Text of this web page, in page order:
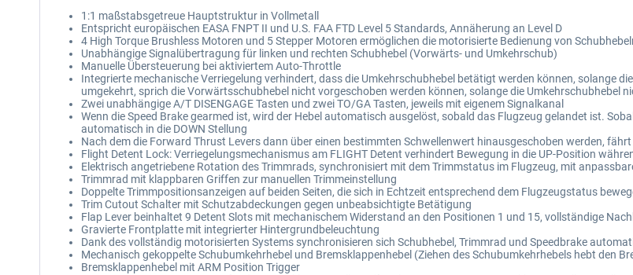
1:1 maßstabsgetreue Hauptstruktur in Vollmetall
Entspricht europäischen EASA FNPT II und U.S. FAA FTD Level 5 Standards, Annäherung an Level D
4 High Torque Brushless Motoren und 5 Stepper Motoren ermöglichen die motorisierte Bedienung von
Unabhängige Signalübertragung für linken und rechten Schubhebel (Vorwärts- und Umkehrschub)
Manuelle Übersteuerung bei aktiviertem Auto-Throttle
Integrierte mechanische Verriegelung verhindert, dass die Umkehrschubhebel betätigt werden können, solange
umgekehrt, sprich die Vorwärtsschubhebel nicht vorgeschoben werden können, solange die Umkehrschubhebel
Zwei unabhängige A/T DISENGAGE Tasten und zwei TO/GA Tasten, jeweils mit eigenem Signalkanal
Wenn die Speed Brake gearmed ist, wird der Hebel automatisch ausgelöst, sobald das Flugzeug gelandet ist.
automatisch in die DOWN Stellung
Nach dem die Forward Thrust Levers dann über einen bestimmten Schwellenwert hinausgeschoben werden,
Flight Detent Lock: Verriegelungsmechanismus am FLIGHT Detent verhindert Bewegung in die UP-Position
Elektrisch angetriebene Rotation des Trimmrads, synchronisiert mit dem Trimmstatus im Flugzeug, mit
Trimmrad mit klappbaren Griffen zur manuellen Trimmeinstellung
Doppelte Trimmpositionsanzeigen auf beiden Seiten, die sich in Echtzeit entsprechend dem Flugzeugstatus
Trim Cutout Schalter mit Schutzabdeckungen gegen unbeabsichtigte Betätigung
Flap Lever beinhaltet 9 Detent Slots mit mechanischem Widerstand an den Positionen 1 und 15, vollständige
Gravierte Frontplatte mit integrierter Hintergrundbeleuchtung
Dank des vollständig motorisierten Systems synchronisieren sich Schubhebel, Trimmrad und Speedbrake
Mechanisch gekoppelte Schubumkehrhebel und Bremsklappenhebel (Ziehen des Schubumkehrhebels hebt den
Bremsklappenhebel mit ARM Position Trigger